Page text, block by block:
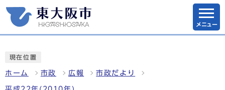
メニュー
現在位置
ホーム 市政 広報 市政だより